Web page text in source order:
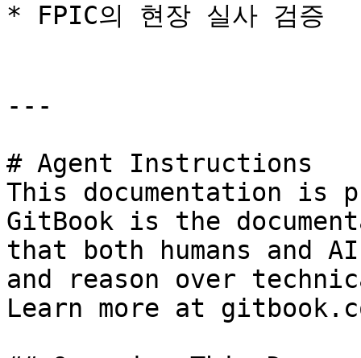
* FPIC의 현장 실사 검증
---
# Agent Instructions
This documentation is
GitBook is the
that both humans and
and reason over
Learn more at